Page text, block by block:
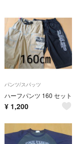
パンツ/スパッツ
ハーフパンツ 160 セット
¥ 1,200